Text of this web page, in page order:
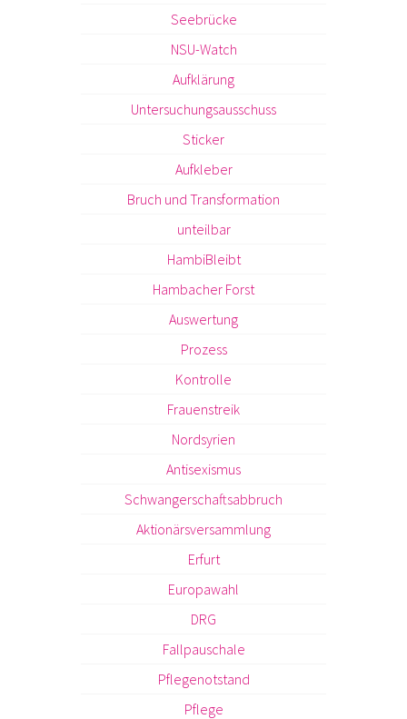
Seebrücke
NSU-Watch
Aufklärung
Untersuchungsausschuss
Sticker
Aufkleber
Bruch und Transformation
unteilbar
HambiBleibt
Hambacher Forst
Auswertung
Prozess
Kontrolle
Frauenstreik
Nordsyrien
Antisexismus
Schwangerschaftsabbruch
Aktionärsversammlung
Erfurt
Europawahl
DRG
Fallpauschale
Pflegenotstand
Pflege